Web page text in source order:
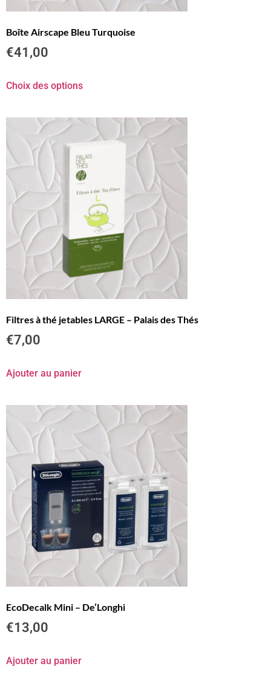
Boîte Airscape Bleu Turquoise
€41,00
Choix des options
Filtres à thé jetables LARGE – Palais des Thés
€7,00
Ajouter au panier
EcoDecalk Mini – De’Longhi
€13,00
Ajouter au panier